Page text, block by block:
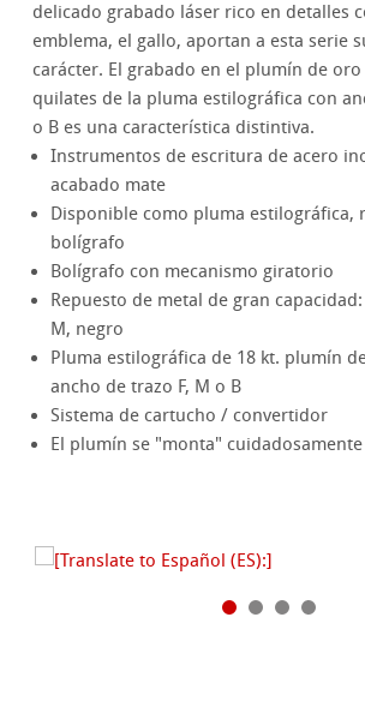
delicado grabado láser rico en detalles
emblema, el gallo, aportan a esta serie
carácter. El grabado en el plumín de
quilates de la pluma estilográfica con
o B es una característica distintiva.
Instrumentos de escritura de acero
acabado mate
Disponible como pluma estilográfica,
bolígrafo
Bolígrafo con mecanismo giratorio
Repuesto de metal de gran
M, negro
Pluma estilográfica de 18 kt. plumín
ancho de trazo F, M o B
Sistema de cartucho / convertidor
El plumín se "monta"